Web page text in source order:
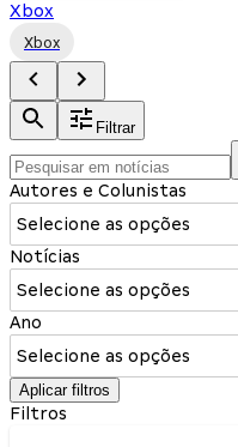
Xbox
Xbox
Filtrar
Autores e Colunistas
Selecione as opções
Notícias
Selecione as opções
Ano
Selecione as opções
Aplicar filtros
Filtros